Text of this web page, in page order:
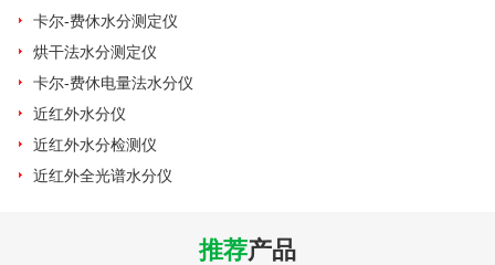
卡尔-费休水分测定仪
烘干法水分测定仪
卡尔-费休电量法水分仪
近红外水分仪
近红外水分检测仪
近红外全光谱水分仪
推荐产品